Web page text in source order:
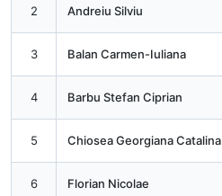
2 Andreiu Silviu
3 Balan Carmen-Iuliana
4 Barbu Stefan Ciprian
5 Chiosea Georgiana Catalina
6 Florian Nicolae